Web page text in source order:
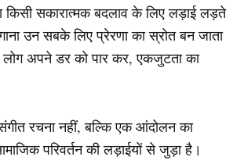
किसी सकारात्मक बदलाव के लिए लड़ाई लड़ते
उन सबके लिए प्रेरणा का स्रोत बन जाता
अपने डर को पार कर, एकजुटता का
रचना नहीं, बल्कि एक आंदोलन का
परिवर्तन की लड़ाईयों से जुड़ा है।